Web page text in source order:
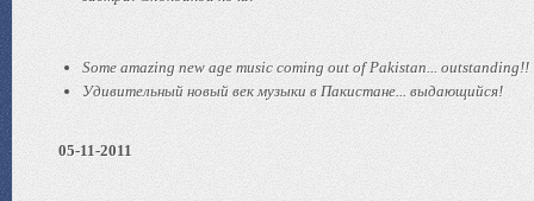
Some amazing new age music coming out of Pakistan... outstanding!!
Удивительный новый век музыки в Пакистане... выдающийся!
05-11-2011